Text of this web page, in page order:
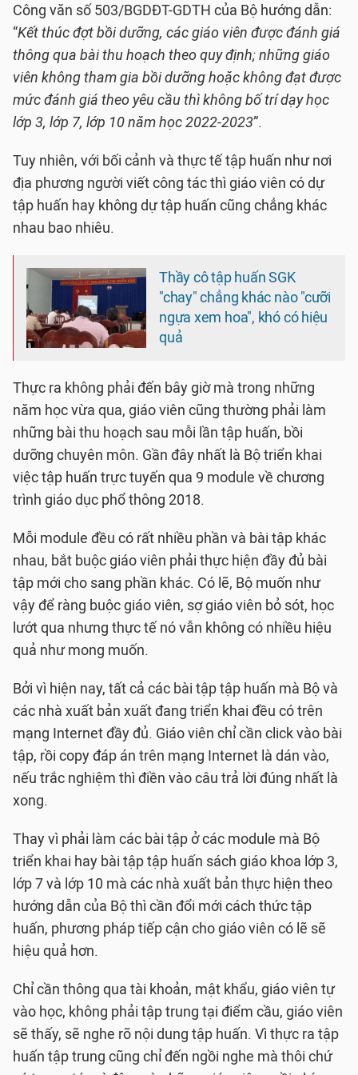
Công văn số 503/BGDĐT-GDTH của Bộ hướng dẫn:
“Kết thúc đợt bồi dưỡng, các giáo viên được đánh giá
thông qua bài thu hoạch theo quy định; những giáo
viên không tham gia bồi dưỡng hoặc không đạt được
mức đánh giá theo yêu cầu thì không bố trí dạy học
lớp 3, lớp 7, lớp 10 năm học 2022-2023”.
Tuy nhiên, với bối cảnh và thực tế tập huấn như nơi
địa phương người viết công tác thì giáo viên có dự
tập huấn hay không dự tập huấn cũng chẳng khác
nhau bao nhiêu.
Thầy cô tập huấn SGK
"chay" chẳng khác nào "cưỡi
ngựa xem hoa", khó có hiệu
quả
Thực ra không phải đến bây giờ mà trong những
năm học vừa qua, giáo viên cũng thường phải làm
những bài thu hoạch sau mỗi lần tập huấn, bồi
dưỡng chuyên môn. Gần đây nhất là Bộ triển khai
việc tập huấn trực tuyến qua 9 module về chương
trình giáo dục phổ thông 2018.
Mỗi module đều có rất nhiều phần và bài tập khác
nhau, bắt buộc giáo viên phải thực hiện đầy đủ bài
tập mới cho sang phần khác. Có lẽ, Bộ muốn như
vậy để ràng buộc giáo viên, sợ giáo viên bỏ sót, học
lướt qua nhưng thực tế nó vẫn không có nhiều hiệu
quả như mong muốn.
Bởi vì hiện nay, tất cả các bài tập tập huấn mà Bộ và
các nhà xuất bản xuất đang triển khai đều có trên
mạng Internet đầy đủ. Giáo viên chỉ cần click vào bài
tập, rồi copy đáp án trên mạng Internet là dán vào,
nếu trắc nghiệm thì điền vào câu trả lời đúng nhất là
xong.
Thay vì phải làm các bài tập ở các module mà Bộ
triển khai hay bài tập tập huấn sách giáo khoa lớp 3,
lớp 7 và lớp 10 mà các nhà xuất bản thực hiện theo
hướng dẫn của Bộ thì cần đổi mới cách thức tập
huấn, phương pháp tiếp cận cho giáo viên có lẽ sẽ
hiệu quả hơn.
Chỉ cần thông qua tài khoản, mật khẩu, giáo viên tự
vào học, không phải tập trung tại điểm cầu, giáo viên
sẽ thấy, sẽ nghe rõ nội dung tập huấn. Vì thực ra tập
huấn tập trung cũng chỉ đến ngồi nghe mà thôi chứ